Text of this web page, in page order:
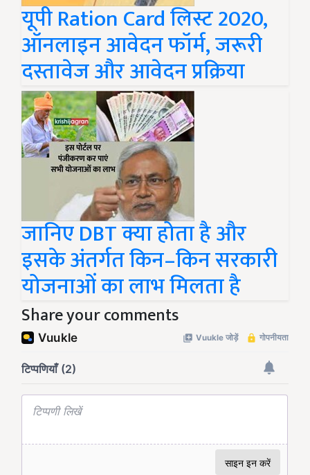
यूपी Ration Card लिस्ट 2020,
ऑनलाइन आवेदन फॉर्म, जरूरी
दस्तावेज और आवेदन प्रक्रिया
जानिए DBT क्या होता है और
इसके अंतर्गत किन–किन सरकारी
योजनाओं का लाभ मिलता है
Share your comments